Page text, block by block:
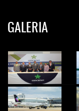
GALERIA